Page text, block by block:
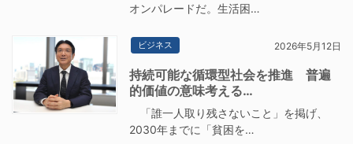
オンパレードだ。生活困…
ビジネス 2026年5月12日
持続可能な循環型社会を推進 普遍
的価値の意味考える…
「誰一人取り残さないこと」を掲げ、
2030年までに「貧困を…